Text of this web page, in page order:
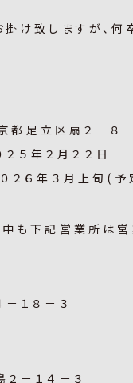
け致しますが、何
足立区扇２－８
５年２月２２日
２６年３月上旬(予
も下記営業所は営
１８－３
－１４－３